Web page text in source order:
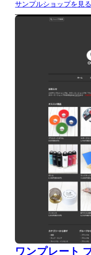
サンプルショップを見
ワンプレート